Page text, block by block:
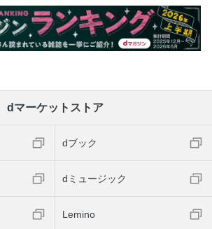
dマーケットストア
dブック
dミュージック
Lemino